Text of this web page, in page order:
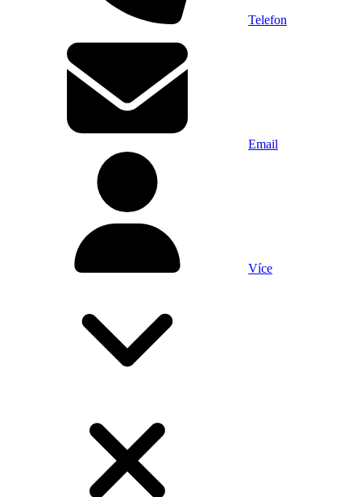
Telefon
Email
Více